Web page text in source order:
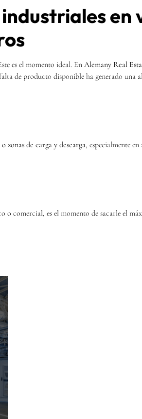
industriales
es el momento ideal. En Alemany Real
de producto disponible ha generado una
zonas de carga y descarga, especialmente
comercial, es el momento de sacarle el